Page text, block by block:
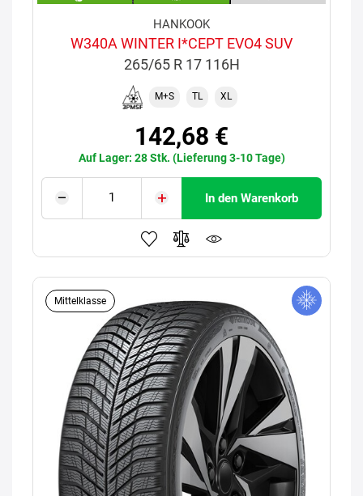
HANKOOK
W340A WINTER I*CEPT EVO4 SUV
265/65 R 17 116H
M+S TL XL
142,68 €
Auf Lager: 28 Stk. (Lieferung 3-10 Tage)
In den Warenkorb
Mittelklasse